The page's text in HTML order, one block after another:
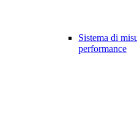
Sistema di
performance